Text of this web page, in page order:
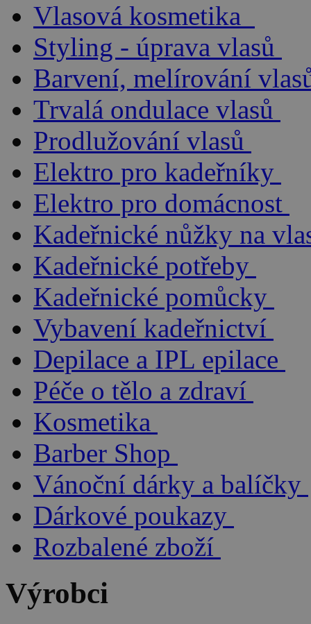
Vlasová kosmetika
Styling - úprava vlasů
Barvení, melírování
Trvalá ondulace vlasů
Prodlužování vlasů
Elektro pro kadeřníky
Elektro pro domácnost
Kadeřnické nůžky na
Kadeřnické potřeby
Kadeřnické pomůcky
Vybavení kadeřnictví
Depilace a IPL epilace
Péče o tělo a zdraví
Kosmetika
Barber Shop
Vánoční dárky a balíčky
Dárkové poukazy
Rozbalené zboží
Výrobci